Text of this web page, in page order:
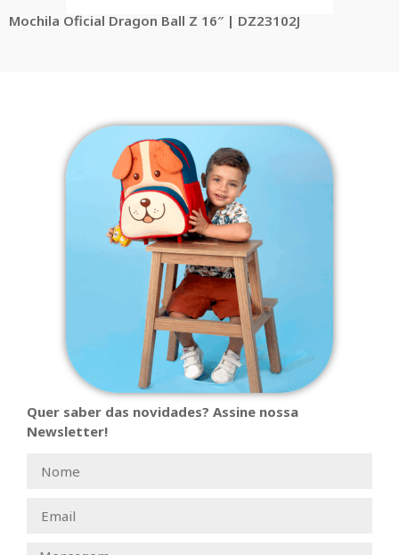
Mochila Oficial Dragon Ball Z 16″ | DZ23102J
Quer saber das novidades? Assine nossa
Newsletter!